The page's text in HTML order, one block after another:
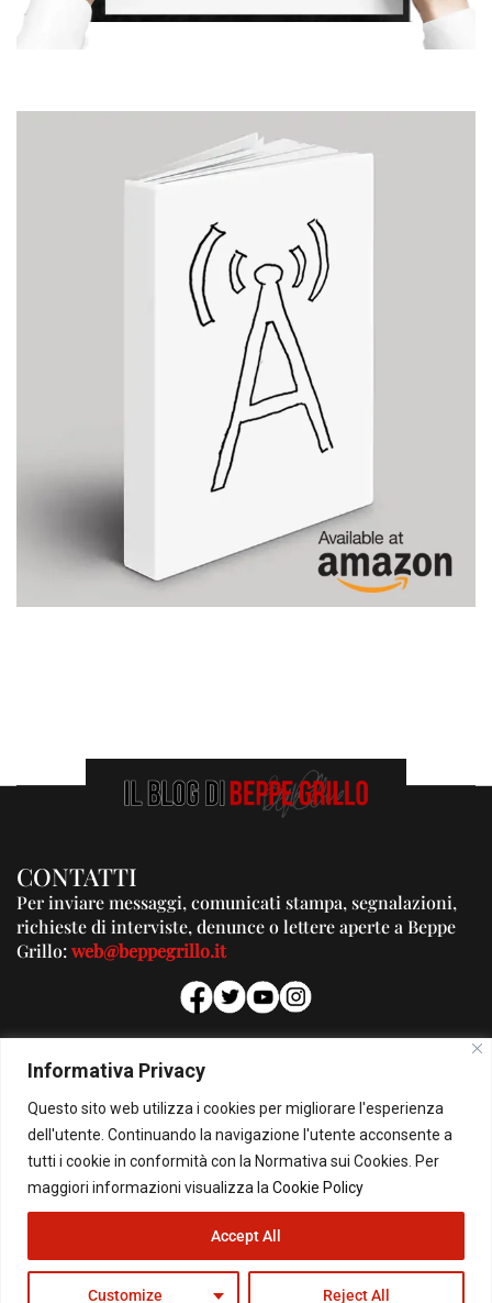
Informativa Privacy
Questo sito web utilizza i cookies per migliorare l'esperienza
dell'utente. Continuando la navigazione l'utente acconsente a
tutti i cookie in conformità con la Normativa sui Cookies. Per
maggiori informazioni visualizza la Cookie Policy
Customize Reject All
Accept All
CONTATTI
Per inviare messaggi, comunicati stampa, segnalazioni,
richieste di interviste, denunce o lettere aperte a Beppe
Grillo:web@beppegrillo.it
PUBBLICITA'
Per la tua pubblicità su questo Blog:
pubblicita@beppegrillo.it
© Copyright 2026 - Il Blog di Beppe Grillo. All Rights Reserved - Powered by
happygrafic.com